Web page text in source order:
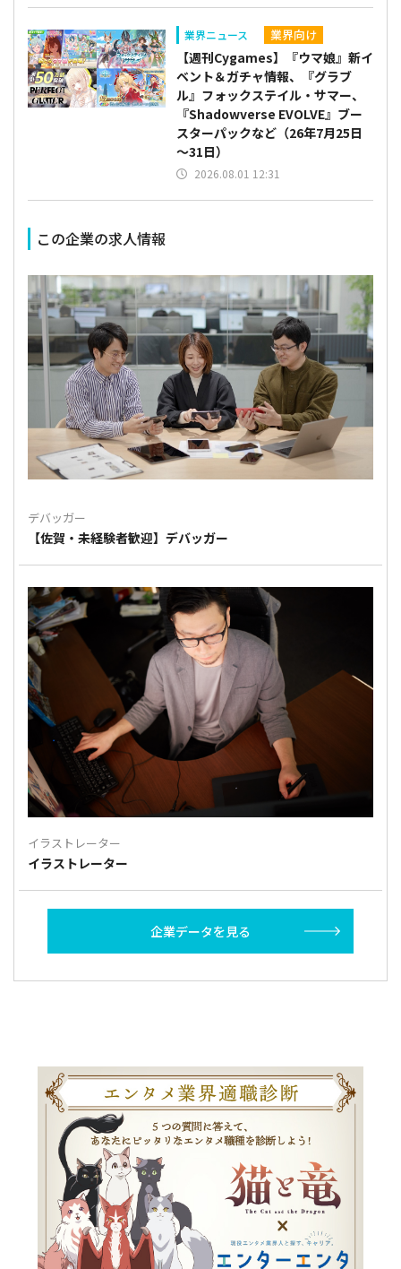
業界ニュース 業界向け
【週刊Cygames】『ウマ娘』新イ
ベント＆ガチャ情報、『グラブ
ル』フォックステイル・サマー、
『Shadowverse EVOLVE』ブー
スターパックなど（26年7月25日
～31日）
2026.08.01 12:31
この企業の求人情報
デバッガー
【佐賀・未経験者歓迎】デバッガー
イラストレーター
イラストレーター
企業データを見る